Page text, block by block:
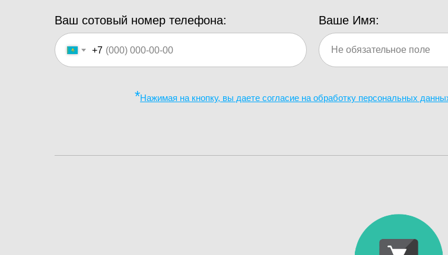
Ваш сотовый номер телефона:
+7
Ваше Имя:
*Нажимая на кнопку, вы даете согласие на обработку персональных